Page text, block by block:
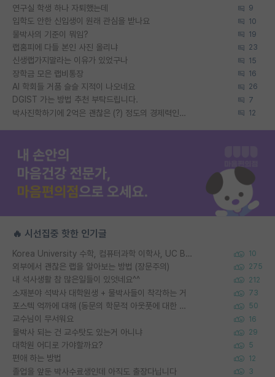
연구실 학생 하나 자퇴했는데 9
입학도 안한 신입생이 원래 관심을 받나요 10
물박사의 기준이 뭐임? 19
랩홈피에 다들 본인 사진 올리냐 23
신생랩가지말라는 이유가 있었구나 15
장학금 모은 랩비통장 16
AI 학회들 거품 슬슬 지적이 나오네요 26
DGIST 가는 방법 추천 부탁드립니다. 7
박사진학하기에 2억은 괜찮은 (?) 정도의 경제력인가요 12
🔥 시선집중 핫한 인기글
Korea University 수학, 컴퓨터과학 이학사, UC Berkeley 산업공학 대학원 공학박사가 되는 것은 쉽지 않겠죠? 10
외부에서 괜찮은 랩을 알아보는 방법 (장문주의) 275
내 석사생활 참 많은일들이 있엇네요^^ 212
소재분야 석박사 대학원생 + 물박사들이 착각하는 거 73
포스텍 억까에 대해 (동문의 학문적 아웃풋에 대한 반박) 50
교수님이 무서워요 16
물박사 되는 건 교수탓도 있는거 아니냐 29
대학원 어디로 가야할까요? 5
편애 하는 방법 12
졸업을 앞둔 박사수료생인데 아직도 출장다닙니다 3